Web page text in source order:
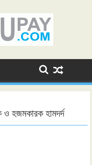
ও হজমকারক হামদর্দ